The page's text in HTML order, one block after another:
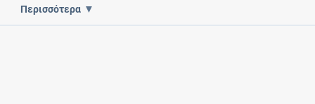
Περισσότερα